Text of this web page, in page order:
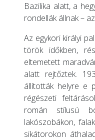
Bazilika alatt, a
rondellák állnak –
Az egykori királyi
török időkben,
eltemetett
alatt rejtőztek.
állították helyre e
régészeti
román stílusú
lakószobákon,
sikátorokon